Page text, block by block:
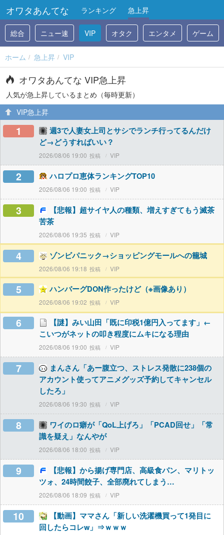
オワタあんてな ランキング 急上昇
総合 ニュー速 VIP オタク エンタメ ゲーム
ホーム 急上昇 VIP
オワタあんてな VIP急上昇
人気が急上昇しているまとめ（毎時更新）
VIP急上昇
1
週3で人妻女上司とサシでランチ行ってるんだけ
ど→どうすればいい？
2026/08/06 19:00 VIP
2 ハロプロ恵体ランキングTOP10
2026/08/06 19:00 VIP
3
【悲報】超サイヤ人の種類、増えすぎてもう滅茶
苦茶
2026/08/06 19:35 VIP
4 ゾンビパニック→ショッピングモールへの籠城
2026/08/06 19:18 VIP
5 ハンバーグDON作ったけど（※画像あり）
2026/08/06 19:02 VIP
6
【謎】みい山田「既に印税1億円入ってます」←
こいつがネットの叩き程度にムキになる理由
2026/08/06 19:00 VIP
7
まんさん「あー腹立つ、ストレス発散に238個の
アカウント使ってアニメグッズ予約してキャンセル
したろ」
2026/08/06 19:30 VIP
8
ワイのロ癖が「QoL上げろ」「PCAD回せ」「常
識を疑え」なんやが
2026/08/06 18:00 VIP
9
【悲報】から揚げ専門店、高級食パン、マリトッ
ツォ、24時間餃子、全部廃れてしまう…
2026/08/06 18:09 VIP
10
【動画】ママさん「新しい洗濯機買って1発目に
回したらコレw」⇒ｗｗｗ